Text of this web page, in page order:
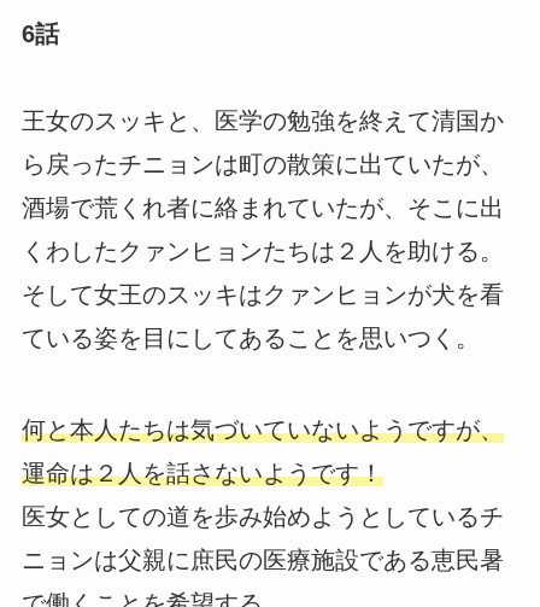
6話
王女のスッキと、医学の勉強を終えて清国か
ら戻ったチニョンは町の散策に出ていたが、
酒場で荒くれ者に絡まれていたが、そこに出
くわしたクァンヒョンたちは２人を助ける。
そして女王のスッキはクァンヒョンが犬を看
ている姿を目にしてあることを思いつく。
何と本人たちは気づいていないようですが、
運命は２人を話さないようです！
医女としての道を歩み始めようとしているチ
ニョンは父親に庶民の医療施設である恵民暑